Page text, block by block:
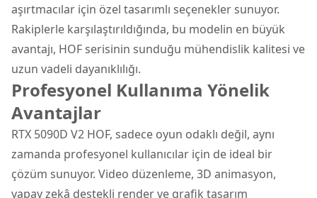
aşırtmacılar için özel tasarımlı seçenekler sunuyor.
Rakiplerle karşılaştırıldığında, bu modelin en büyük
avantajı, HOF serisinin sunduğu mühendislik kalitesi ve
uzun vadeli dayanıklılığı.
Profesyonel Kullanıma Yönelik
Avantajlar
RTX 5090D V2 HOF, sadece oyun odaklı değil, aynı
zamanda profesyonel kullanıcılar için de ideal bir
çözüm sunuyor. Video düzenleme, 3D animasyon,
yapay zekâ destekli render ve grafik tasarım